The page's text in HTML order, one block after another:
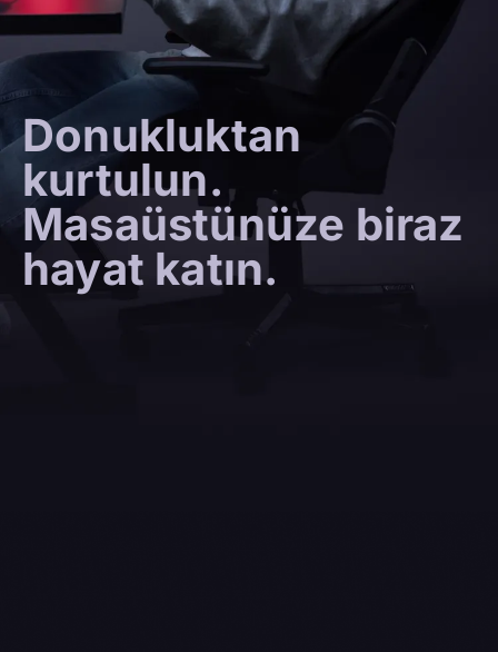
Donukluktan
kurtulun.
Masaüstünüze biraz
hayat katın.